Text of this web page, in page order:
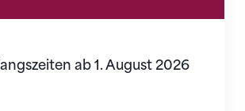
ab 1. August 2026